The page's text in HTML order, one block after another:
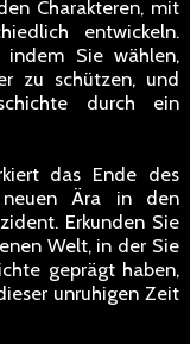
Charakteren, mit
entwickeln.
indem Sie wählen,
zu schützen, und
durch ein
das Ende des
Ära in den
Erkunden Sie
Welt, in der Sie
geprägt haben,
unruhigen Zeit